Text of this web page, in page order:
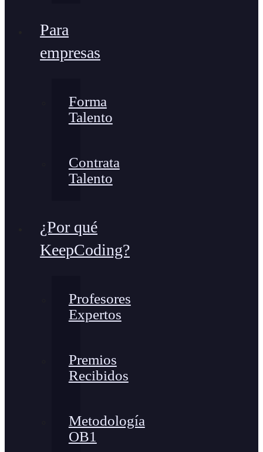
Para
empresas
Forma
Talento
Contrata
Talento
¿Por qué
KeepCoding?
Profesores
Expertos
Premios
Recibidos
Metodología
OB1